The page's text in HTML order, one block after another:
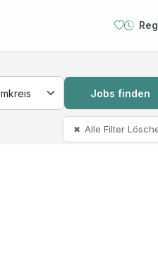
Jobs finden
✖ Alle Filter